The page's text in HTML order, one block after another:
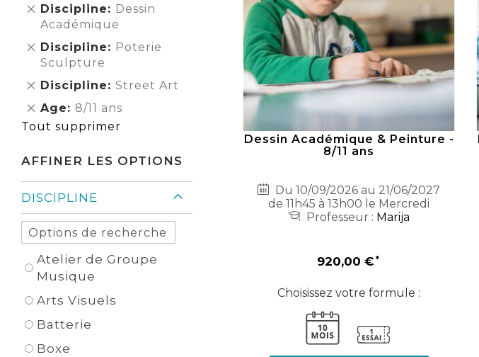
Dessin Académique & Peinture -
8/11 ans
Du 10/09/2026 au 21/06/2027
de 11h45 à 13h00 le Mercredi
Professeur : Marija
920,00 €
Choisissez votre formule :
Discipline
Dessin
Académique
Supprimer
cet
Élément
Discipline
Poterie
Sculpture
Supprimer
cet
Élément
Discipline Street Art
Supprimer
Élément
Age 8/11 ans
Supprimer
cet
Tout supprimer
AFFINER LES OPTIONS
DISCIPLINE
Atelier de Groupe
Musique
Arts Visuels
Batterie
Boxe